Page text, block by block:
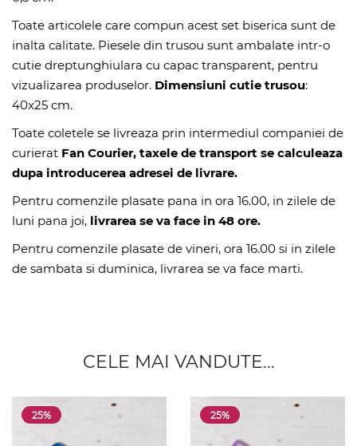
Toate articolele care compun acest set biserica sunt de
inalta calitate. Piesele din trusou sunt ambalate intr-o
cutie dreptunghiulara cu capac transparent, pentru
vizualizarea produselor. Dimensiuni cutie trusou:
40x25 cm.
Toate coletele se livreaza prin intermediul companiei de
curierat Fan Courier, taxele de transport se calculeaza
dupa introducerea adresei de livrare.
Pentru comenzile plasate pana in ora 16.00, in zilele de
luni pana joi, livrarea se va face in 48 ore.
Pentru comenzile plasate de vineri, ora 16.00 si in zilele
de sambata si duminica, livrarea se va face marti.
CELE MAI VANDUTE...
25% 25%